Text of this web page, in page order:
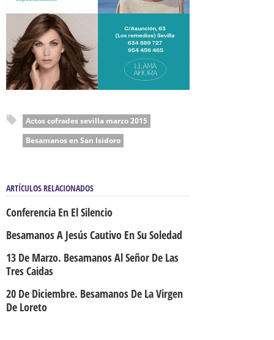
Actos cofrades sevilla marzo 2015
Besamanos en San Isidoro
ARTÍCULOS RELACIONADOS
Conferencia En El Silencio
Besamanos A Jesús Cautivo En Su Soledad
13 De Marzo. Besamanos Al Señor De Las
Tres Caidas
20 De Diciembre. Besamanos De La Virgen
De Loreto